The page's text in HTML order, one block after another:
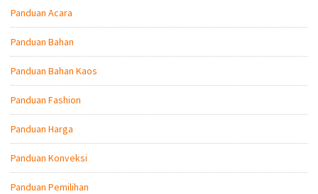
Panduan Acara
Panduan Bahan
Panduan Bahan Kaos
Panduan Fashion
Panduan Harga
Panduan Konveksi
Panduan Pemilihan